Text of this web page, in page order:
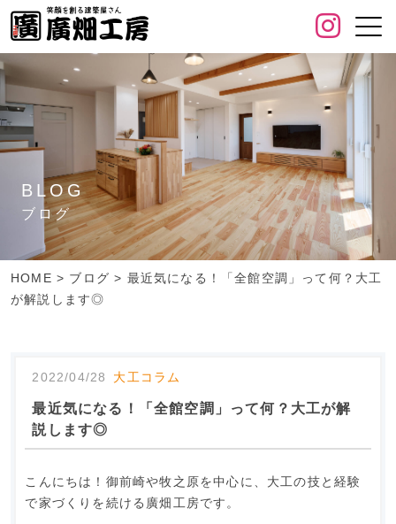
BLOG
ブログ
HOME > ブログ > 最近気になる！「全館空調」って何？大工
が解説します◎
最近気になる！「全館空調」って何？大工が解
説します◎
2022/04/28 大工コラム
こんにちは！御前崎や牧之原を中心に、大工の技と経験
で家づくりを続ける廣畑工房です。